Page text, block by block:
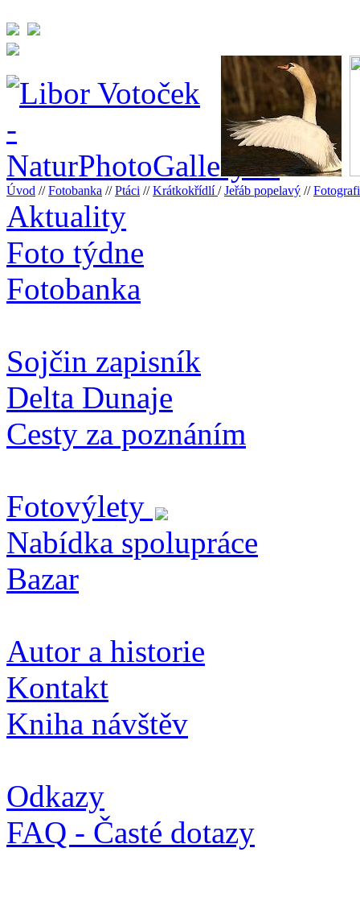
Úvod //Fotobanka //Ptáci //Krátkokřídlí/Jeřáb popelavý //
Aktuality
Foto týdne
Fotobanka
Sojčin zapisník
Delta Dunaje
Cesty za poznáním
Fotovýlety
Nabídka spolupráce
Bazar
Autor a historie
Kontakt
Kniha návštěv
Odkazy
FAQ - Časté dotazy